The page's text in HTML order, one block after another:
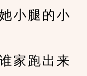
小腿的小
家跑出来